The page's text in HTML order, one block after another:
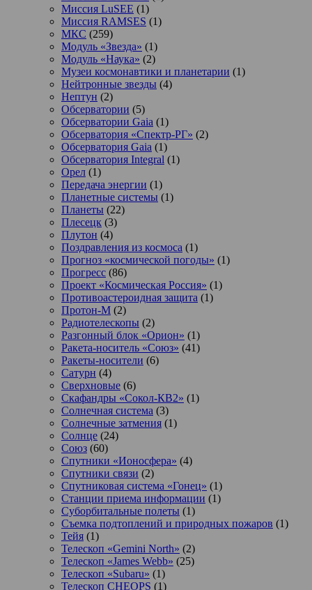
Миссия LuSEE (1)
Миссия RAMSES (1)
МКС (259)
Модуль «Звезда» (1)
Модуль «Наука» (2)
Музеи космонавтики и планетарии (1)
Нейтронные звезды (4)
Нептун (2)
Обсерватории (5)
Обсерватории Gaia (1)
Обсерватория «Спектр-РГ» (2)
Обсерватория Gaia (1)
Обсерватория Integral (1)
Орел (1)
Передача энергии (1)
Планетные системы (1)
Планеты (22)
Плесецк (3)
Плутон (4)
Поздравления из космоса (1)
Прогноз «космической погоды» (1)
Прогресс (86)
Проект «Космическая Россия» (1)
Противоастероидная защита (1)
Протон-М (2)
Радиотелескопы (2)
Разгонный блок «Орион» (1)
Ракета-носитель «Союз» (41)
Ракеты-носители (6)
Сатурн (4)
Сверхновые (6)
Скафандры «Сокол-КВ2» (1)
Солнечная система (3)
Солнечные затмения (1)
Солнце (24)
Союз (60)
Спутники «Ионосфера» (4)
Спутники связи (2)
Спутниковая система «Гонец» (1)
Станции приема информации (1)
Суборбитальные полеты (1)
Съемка подтоплений и природных пожаров (1)
Тейя (1)
Телескоп «Gemini North» (2)
Телескоп «James Webb» (25)
Телескоп «Subaru» (1)
Телескоп CHEOPS (1)